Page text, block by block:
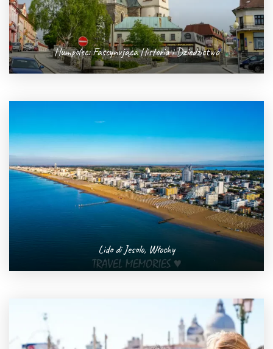
Humpolec: Fascynująca Historia i Dziedzictwo
Lido di Jesolo, Włochy